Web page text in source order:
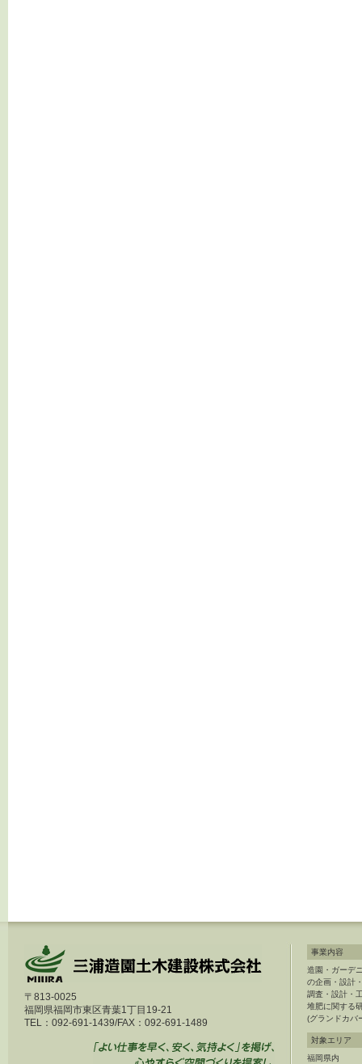
〒813-0025
福岡県福岡市東区青葉1丁目19-21
TEL：092-691-1439/FAX：092-691-1489
事業内容
造園・ガーデ
の企画・設計
調査・設計・
堆肥に関する
(グランドカバ
対象エリア
福岡県内